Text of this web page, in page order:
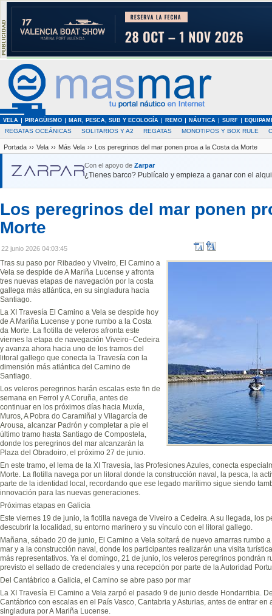
VELA PIRAGÜISMO MAR, PESCA, SUB Y ECOLOGÍA REMO NÁUTICA SURF
REGATAS OCEÁNICAS SOLITARIOS Y A2 REGATAS MONOTIPOS Y BOX RULE
Portada ›› Vela ›› Más Vela ›› Los peregrinos del mar ponen proa a la Costa da Morte
Con el apoyo de Zarpar
¿Tienes barco? Publícalo y empieza a ganar con el
Los peregrinos del mar ponen
Morte
22 junio 2026 04:03:45
Tras su paso por Ribadeo y Viveiro, El Camino a
Vela se despide de A Mariña Lucense y afronta
tres nuevas etapas de navegación por la costa
gallega más atlántica, en su singladura hacia
Santiago.
La XI Travesía El Camino a Vela se despide hoy
de A Mariña Lucense y pone rumbo a la Costa
da Morte. La flotilla de veleros afronta este
viernes la etapa de navegación Viveiro–Cedeira
y avanza ahora hacia uno de los tramos del
litoral gallego que conecta la Travesía con la
dimensión más atlántica del Camino de
Santiago.
Los veleros peregrinos harán escalas este fin de
semana en Ferrol y A Coruña, antes de
continuar en los próximos días hacia Muxía,
Muros, A Pobra do Caramiñal y Vilagarcía de
Arousa, alcanzar Padrón y completar a pie el
último tramo hasta Santiago de Compostela,
donde los peregrinos del mar alcanzarán la
Plaza del Obradoiro, el próximo 27 de junio.
En este tramo, el lema de la XI Travesía, las Profesiones Azules, conecta
Morte. La flotilla navega por un litoral donde la construcción naval, la pesca, la
parte de la identidad local, recordando que ese legado marítimo sigue siendo
innovación para las nuevas generaciones.
Próximas etapas en Galicia
Este viernes 19 de junio, la flotilla navega de Viveiro a Cedeira. A su llegada, los
descubrir la localidad, su entorno marinero y su vínculo con el litoral gallego.
Mañana, sábado 20 de junio, El Camino a Vela soltará de nuevo amarras rumbo
mar y a la construcción naval, donde los participantes realizarán una visita
más representativos. Ya el domingo, 21 de junio, los veleros peregrinos pondrán
previsto el sellado de credenciales y una recepción por parte de la Autoridad
Del Cantábrico a Galicia, el Camino se abre paso por mar
La XI Travesía El Camino a Vela zarpó el pasado 9 de junio desde Hondarribia.
Cantábrico con escalas en el País Vasco, Cantabria y Asturias, antes de entrar
singladura por A Mariña Lucense.